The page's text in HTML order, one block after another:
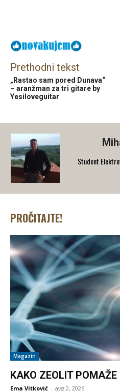
Prethodni tekst
„Rastao sam pored Dunava“
– aranžman za tri gitare by
Yesiloveguitar
Student
PROČITAJTE!
Magazin
KAKO ZEOLIT
Ema Vitković - avg 2, 2026